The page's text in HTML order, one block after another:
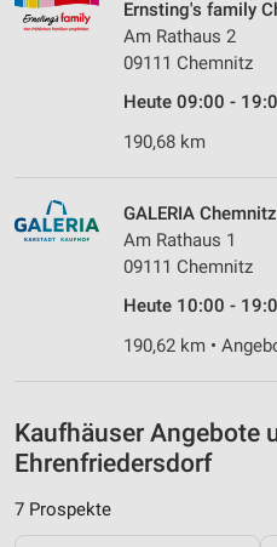
Ernsting's family
Am Rathaus 2
09111 Chemnitz
Heute 09:00 -
190,68 km
GALERIA Chemnitz
Am Rathaus 1
09111 Chemnitz
Heute 10:00 -
190,62 km •
Kaufhäuser Angebote
Ehrenfriedersdorf
7 Prospekte
Verwendung reduzierter Daten
Werbeanzeigen
Erstellung von Profilen für
personalisierter Werbung
Erstellung von Profilen zur
von Inhalten
personalisierter Inhalte
Messung der Performance
Kombinationen von Daten aus